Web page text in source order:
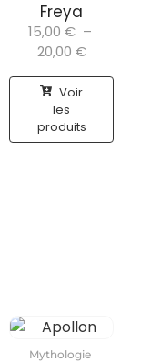
Freya
15,00 € –
20,00 €
Voir
les
produits
Mythologie